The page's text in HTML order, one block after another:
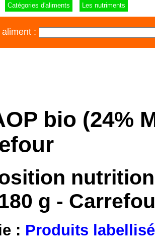
Catégories d'aliments Les nutriments
:
bio (24%
g -
: Produits